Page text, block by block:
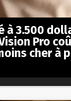
à 3.500
Pro
cher à